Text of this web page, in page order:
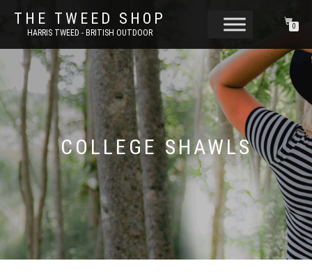
THE TWEED SHOP
HARRIS TWEED - BRITISH OUTDOOR
0
COLLEGE SHAWLS